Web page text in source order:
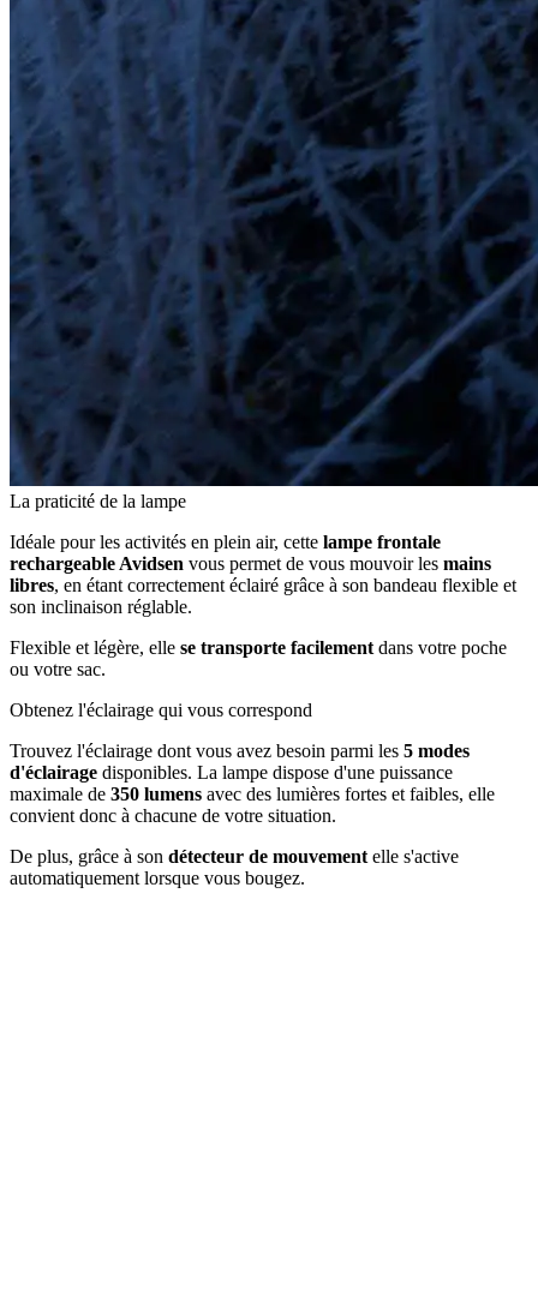
La praticité de la lampe
Idéale pour les activités en plein air, cette lampe frontale
rechargeable Avidsen vous permet de vous mouvoir les mains
libres, en étant correctement éclairé grâce à son bandeau flexible et
son inclinaison réglable.
Flexible et légère, elle se transporte facilement dans votre poche
ou votre sac.
Obtenez l'éclairage qui vous correspond
Trouvez l'éclairage dont vous avez besoin parmi les 5 modes
d'éclairage disponibles. La lampe dispose d'une puissance
maximale de 350 lumens avec des lumières fortes et faibles, elle
convient donc à chacune de votre situation.
De plus, grâce à son détecteur de mouvement elle s'active
automatiquement lorsque vous bougez.